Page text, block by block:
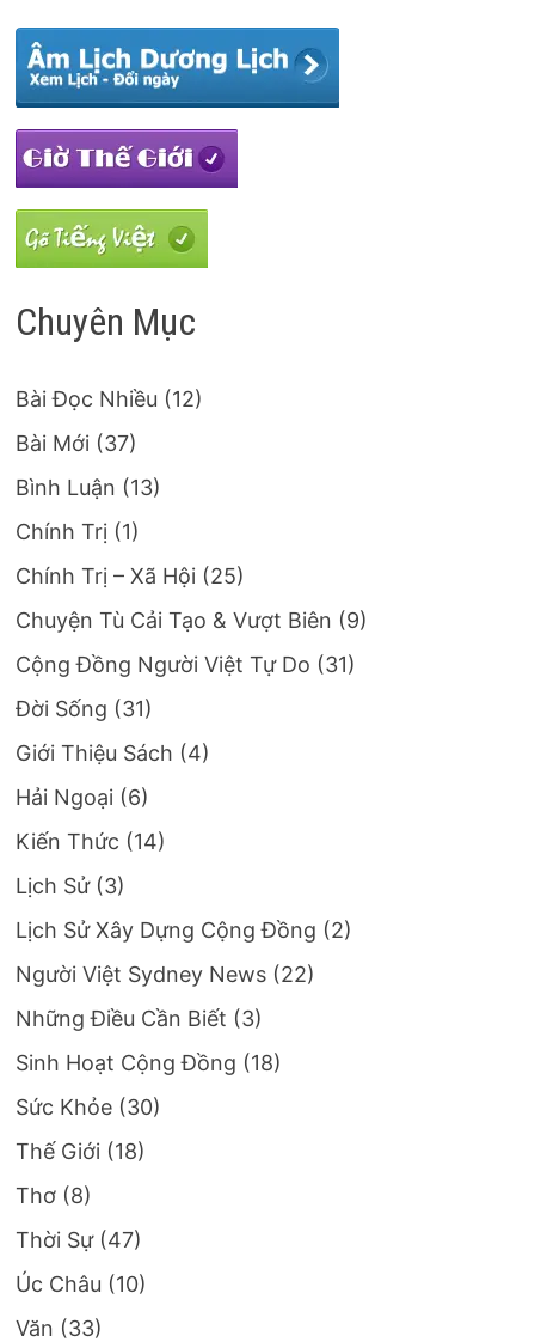
Chuyên Mục
Bài Đọc Nhiều (12)
Bài Mới (37)
Bình Luận (13)
Chính Trị (1)
Chính Trị – Xã Hội (25)
Chuyện Tù Cải Tạo & Vượt Biên (9)
Cộng Đồng Người Việt Tự Do (31)
Đời Sống (31)
Giới Thiệu Sách (4)
Hải Ngoại (6)
Kiến Thức (14)
Lịch Sử(3)
Lịch Sử Xây Dựng Cộng Đồng (2)
Người Việt Sydney News (22)
Những Điều Cần Biết (3)
Sinh Hoạt Cộng Đồng (18)
Sức Khỏe (30)
Thế Giới (18)
Thơ (8)
Thời Sự(47)
Úc Châu (10)
Văn (33)